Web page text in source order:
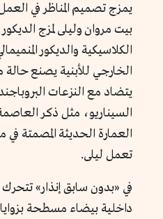
يمزج تصميم المناظر في
بيت مروان وليلى لمزج
الكلاسيكية والديكور
الخارجي للأبنية يصنع
يتضاد مع النزعات
السيناريو، مثل ذكر
العمارة الحديثة المصمتة
تعمل ليلى.
في «بدون سابق إنذار»
داخلية بيضاء مسطحة